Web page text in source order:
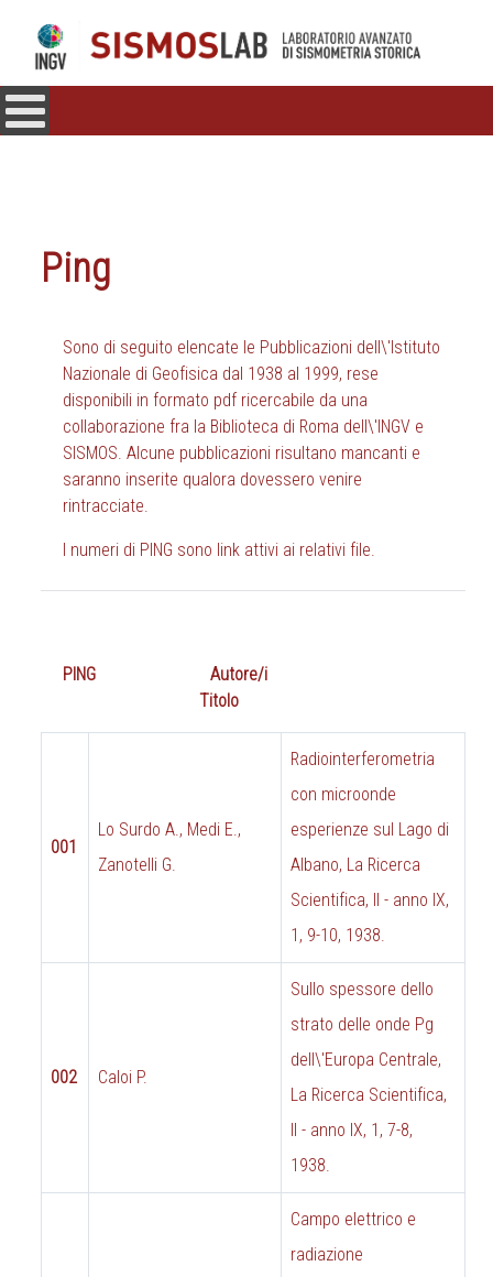
Ping
Sono di seguito elencate le Pubblicazioni dell\'Istituto
Nazionale di Geofisica dal 1938 al 1999, rese
disponibili in formato pdf ricercabile da una
collaborazione fra la Biblioteca di Roma dell\'INGV e
SISMOS. Alcune pubblicazioni risultano mancanti e
saranno inserite qualora dovessero venire
rintracciate.
I numeri di PING sono link attivi ai relativi file.
PING Autore/i
Titolo
001
Lo Surdo A., Medi E.,
Zanotelli G.
Radiointerferometria
con microonde
esperienze sul Lago di
Albano, La Ricerca
Scientifica, II - anno IX,
1, 9-10, 1938.
002 Caloi P.
Sullo spessore dello
strato delle onde Pg
dell\'Europa Centrale,
La Ricerca Scientifica,
II - anno IX, 1, 7-8,
1938.
Campo elettrico e
radiazione